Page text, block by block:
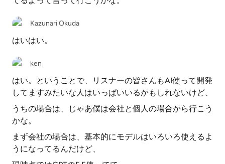
Kazunari Okuda
はいはい。
ken
はい。ということで、リスナーの皆さんもAI使って開発
してますみたいな人はいっぱいいるかもしれないけど、
うちの場合は、じゃあ僕は会社と個人の場合から行こう
かな。
まず会社の場合は、基本的にモデルはいろいろ使えるよ
うになってるんだけど、